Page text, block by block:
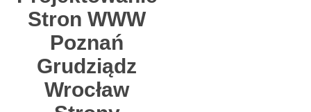
Stron WWW
Poznań
Grudziądz
Wrocław